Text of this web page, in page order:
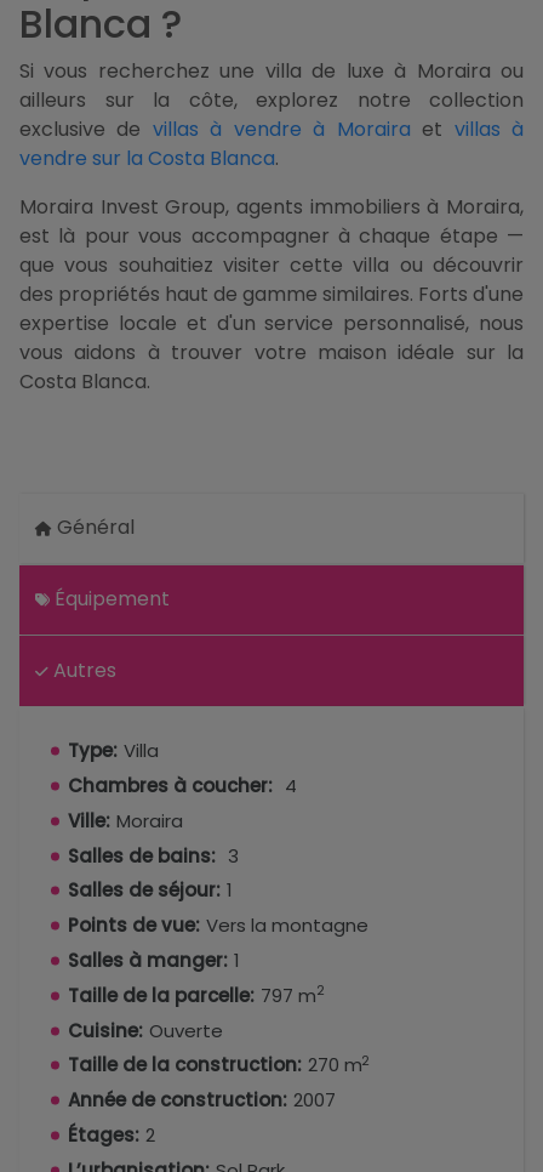
Blanca ?
Si vous recherchez une villa de luxe à Moraira ou
ailleurs sur la côte, explorez notre collection
exclusive de villas à vendre à Moraira et villas à
vendre sur la Costa Blanca.
Moraira Invest Group, agents immobiliers à Moraira,
est là pour vous accompagner à chaque étape —
que vous souhaitiez visiter cette villa ou découvrir
des propriétés haut de gamme similaires. Forts d'une
expertise locale et d'un service personnalisé, nous
vous aidons à trouver votre maison idéale sur la
Costa Blanca.
Général
Équipement
Autres
Type: Villa
Chambres à coucher: 4
Ville: Moraira
Salles de bains: 3
Salles de séjour: 1
Points de vue: Vers la montagne
Salles à manger: 1
Taille de la parcelle: 797 m2
Cuisine: Ouverte
Taille de la construction: 270 m2
Année de construction: 2007
Étages: 2